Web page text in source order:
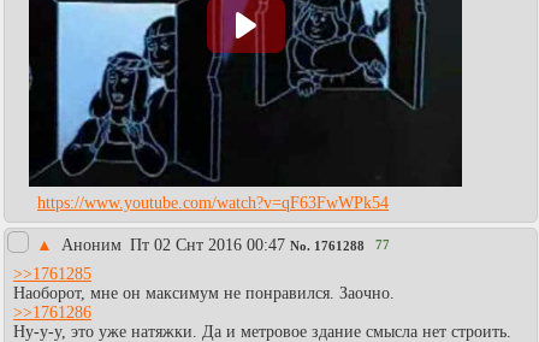
https://www.youtube.com/watch?v=qF63FwWPk54
▲ Аноним Пт 02 Снт 2016 00:47 No. 1761288 77
>>1761285
Наоборот, мне он максимум не понравился. Заочно.
>>1761286
Ну-у-у, это уже натяжки. Да и метровое здание смысла нет строить.